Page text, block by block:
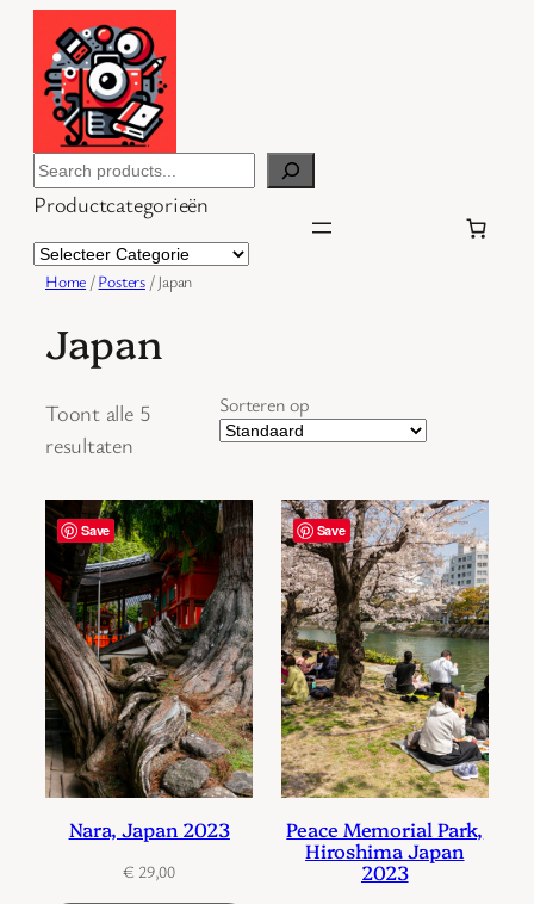
inhoud
Search
Productcategorieën
Home /Posters/ Japan
Japan
Toont alle 5
resultaten
Sorteren op
Save
Nara, Japan 2023
€ 29,00
Save
Peace Memorial Park,
Hiroshima Japan
2023